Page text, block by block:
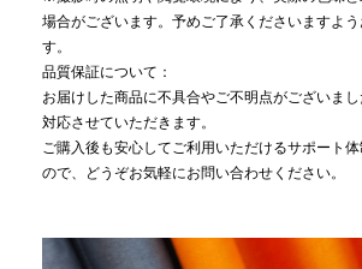
場合がございます。予めご了承くださいますよう
す。
品質保証について：
お届けした商品に不具合やご不明点がございま
対応させていただきます。
ご購入後も安心してご利用いただけるサポート
ので、どうぞお気軽にお問い合わせください。